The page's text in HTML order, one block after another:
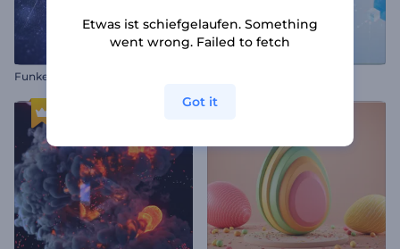
Funkelndes Glitzer-Logo
Etwas ist schiefgelaufen. Something
went wrong. Failed to fetch
Got it